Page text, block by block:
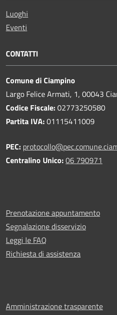
Luoghi
Eventi
CONTATTI
Comune di Ciampino
Largo Felice Armati, 1, 00043
Codice Fiscale:02773250580
Partita IVA:01115411009
PEC:
Centralino Unico:06 790971
Prenotazione appuntamento
Segnalazione disservizio
Leggi le FAQ
Richiesta di assistenza
Amministrazione trasparente